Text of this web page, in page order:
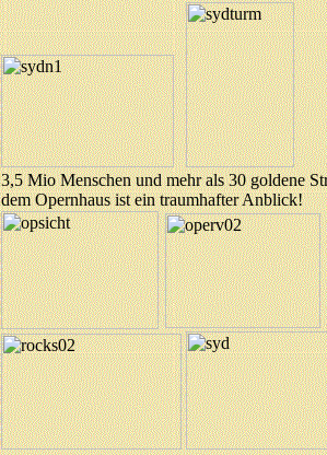
3,5 Mio Menschen und mehr als 30 goldene
dem Opernhaus ist ein traumhafter Anblick!